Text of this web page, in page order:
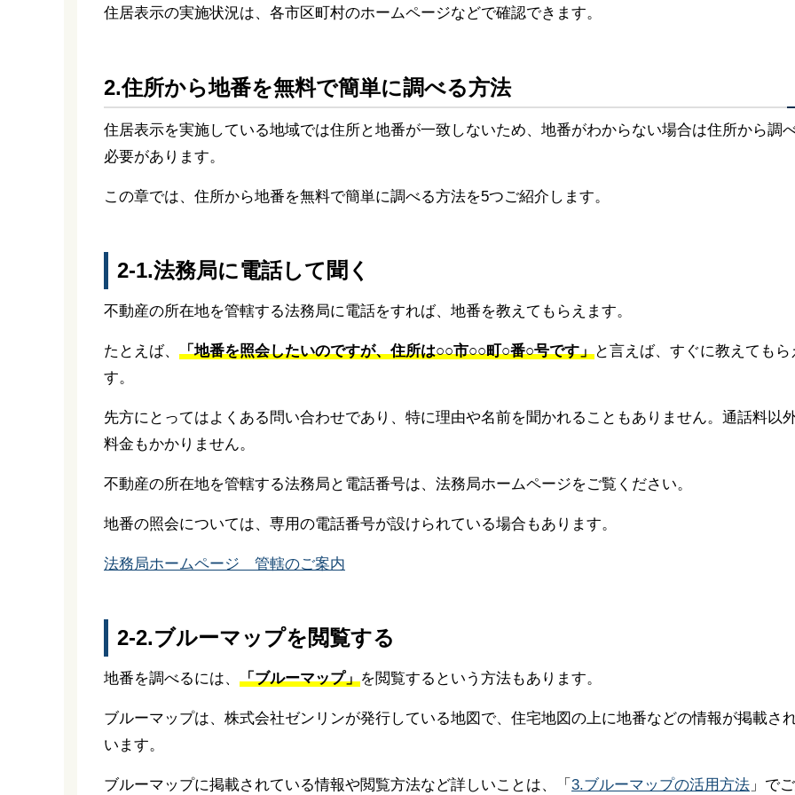
住居表示の実施状況は、各市区町村のホームページなどで確認できます。
2.住所から地番を無料で簡単に調べる方法
住居表示を実施している地域では住所と地番が一致しないため、地番がわからない場合は住所から調
必要があります。
この章では、住所から地番を無料で簡単に調べる方法を5つご紹介します。
2-1.法務局に電話して聞く
不動産の所在地を管轄する法務局に電話をすれば、地番を教えてもらえます。
たとえば、 「地番を照会したいのですが、住所は○○市○○町○番○号です」と言えば、すぐに教えてもら
す。
先方にとってはよくある問い合わせであり、特に理由や名前を聞かれることもありません。通話料以
料金もかかりません。
不動産の所在地を管轄する法務局と電話番号は、法務局ホームページをご覧ください。
地番の照会については、専用の電話番号が設けられている場合もあります。
法務局ホームページ 管轄のご案内
2-2.ブルーマップを閲覧する
地番を調べるには、 「ブルーマップ」を閲覧するという方法もあります。
ブルーマップは、株式会社ゼンリンが発行している地図で、住宅地図の上に地番などの情報が掲載さ
います。
ブルーマップに掲載されている情報や閲覧方法など詳しいことは、「 3.ブルーマップの活用方法 」で